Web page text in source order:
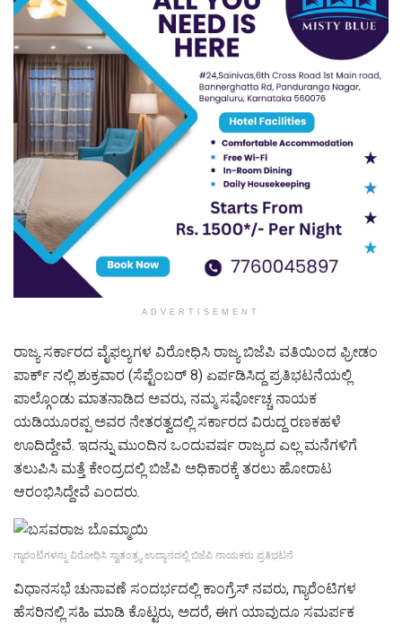
ADVERTISEMENT
ರಾಜ್ಯ ಸರ್ಕಾರದ ವೈಫಲ್ಯಗಳ ವಿರೋಧಿಸಿ ರಾಜ್ಯ ಬಿಜೆಪಿ ವತಿಯಿಂದ ಫ್ರೀಡಂ
ಪಾರ್ಕ್ ನಲ್ಲಿ ಶುಕ್ರವಾರ (ಸೆಪ್ಟೆಂಬರ್ 8) ಏರ್ಪಡಿಸಿದ್ದ ಪ್ರತಿಭಟನೆಯಲ್ಲಿ
ಪಾಲ್ಗೊಂಡು ಮಾತನಾಡಿದ ಅವರು, ನಮ್ಮ ಸರ್ವೋಚ್ಚ ನಾಯಕ
ಯಡಿಯೂರಪ್ಪ ಅವರ ನೇತರತ್ವದಲ್ಲಿ ಸರ್ಕಾರದ ವಿರುದ್ದ ರಣಕಹಳೆ
ಊದಿದ್ದೇವೆ. ಇದನ್ನು ಮುಂದಿನ ಒಂದುವರ್ಷ ರಾಜ್ಯದ ಎಲ್ಲ ಮನೆಗಳಿಗೆ
ತಲುಪಿಸಿ ಮತ್ತೆ ಕೇಂದ್ರದಲ್ಲಿ ಬಿಜೆಪಿ ಅಧಿಕಾರಕ್ಕೆ ತರಲು ಹೋರಾಟ
ಆರಂಭಿಸಿದ್ದೇವೆ ಎಂದರು.
ಗ್ಯಾರಂಟಿಗಳನ್ನು ವಿರೋಧಿಸಿ ಸ್ವಾತಂತ್ರ್ಯ ಉದ್ಯಾನದಲ್ಲಿ ಬಿಜೆಪಿ ನಾಯಕರು ಪ್ರತಿಭಟನೆ
ವಿಧಾನಸಭೆ ಚುನಾವಣೆ ಸಂದರ್ಭದಲ್ಲಿ ಕಾಂಗ್ರೆಸ್ ನವರು, ಗ್ಯಾರೆಂಟಿಗಳ
ಹೆಸರಿನಲ್ಲಿ ಸಹಿ ಮಾಡಿ ಕೊಟ್ಟರು, ಅದರೆ, ಈಗ ಯಾವುದೂ ಸಮರ್ಪಕ